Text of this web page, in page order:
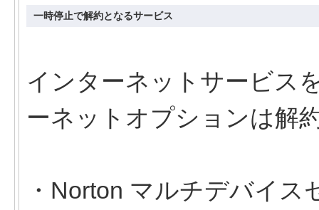
一時停止で解約となるサービス
インターネットサービス
ーネットオプションは解
・Norton マルチデバイス